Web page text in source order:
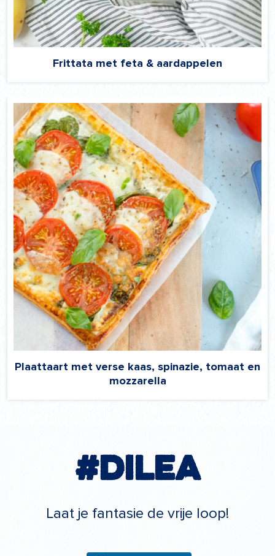
Frittata met feta & aardappelen
Plaattaart met verse kaas, spinazie, tomaat en
mozzarella
#Dilea
Laat je fantasie de vrije loop!